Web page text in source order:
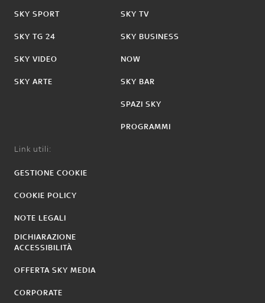
SKY SPORT
SKY TG 24
SKY VIDEO
SKY ARTE
SKY TV
SKY BUSINESS
NOW
SKY BAR
SPAZI SKY
PROGRAMMI
Link utili:
GESTIONE COOKIE
COOKIE POLICY
NOTE LEGALI
DICHIARAZIONE
ACCESSIBILITÀ
OFFERTA SKY MEDIA
CORPORATE